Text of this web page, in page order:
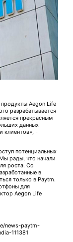
Aegon Life
разрабатывается
прекрасным
данных
клиентов», -
потенциальных
рады, что начали
роста. Со
в
только в Paytm.
для
Aegon Life
news-paytm-
111381